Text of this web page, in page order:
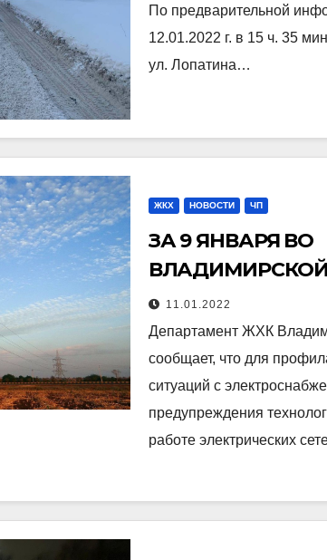
По предварительной
12.01.2022 г. в 15 ч. 35
ул. Лопатина…
ЖКХ НОВОСТИ ЧП
ЗА 9 ЯНВАРЯ ВО
РАСЧИЩЕНО 2,8
ПРОСЕК ЛИНИЙ
11.01.2022
Департамент ЖХК
сообщает, что для
ситуаций с
предупреждения
работе электрических